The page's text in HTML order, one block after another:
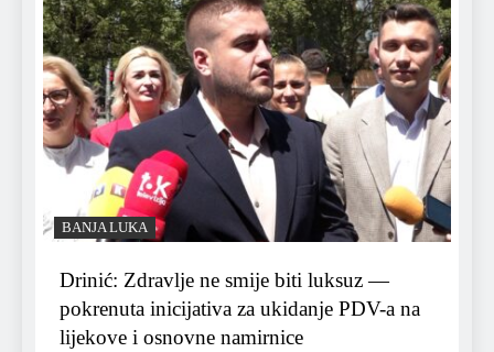
BANJA LUKA
Drinić: Zdravlje ne smije biti luksuz —
pokrenuta inicijativa za ukidanje PDV-a na
lijekove i osnovne namirnice